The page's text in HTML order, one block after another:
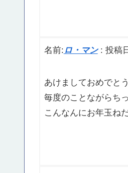
名前: ロ・マン: 投稿
あけましておめでと
毎度のことながらち
こんなんにお年玉ね